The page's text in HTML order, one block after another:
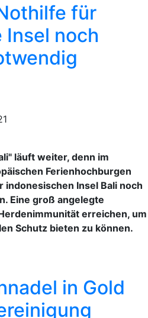
für
Insel noch
läuft weiter, denn im
Ferienhochburgen
indonesischen Insel Bali noch
Eine groß angelegte
erreichen, um
Schutz bieten zu können.
in Gold